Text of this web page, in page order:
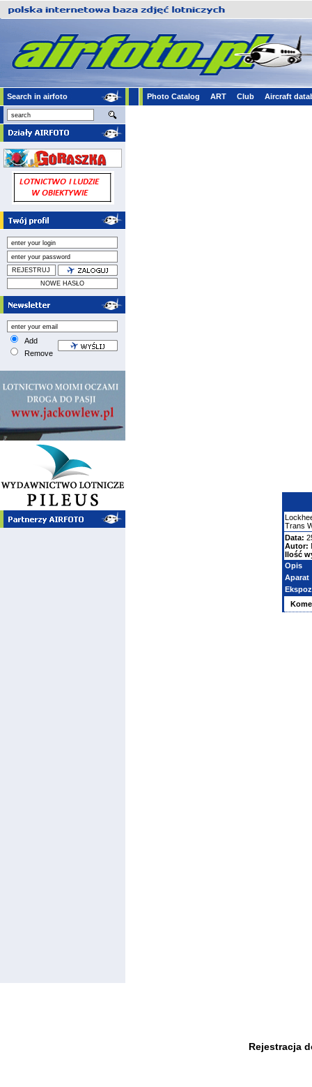
Search in airfoto Photo Catalog ART Club Aircraft
Add
Remove
Trans
Data:
Autor:
Ilość
Opis
Aparat
Rejestracja